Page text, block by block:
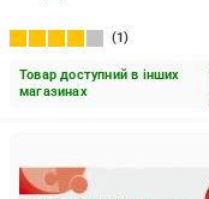
1
Товар доступний в інших
магазинах